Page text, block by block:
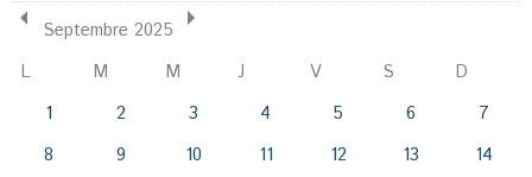
Septembre 2025
L
M M J V S
D
1
2 3 4 5 6
7
8
9 10 11 12 13
14